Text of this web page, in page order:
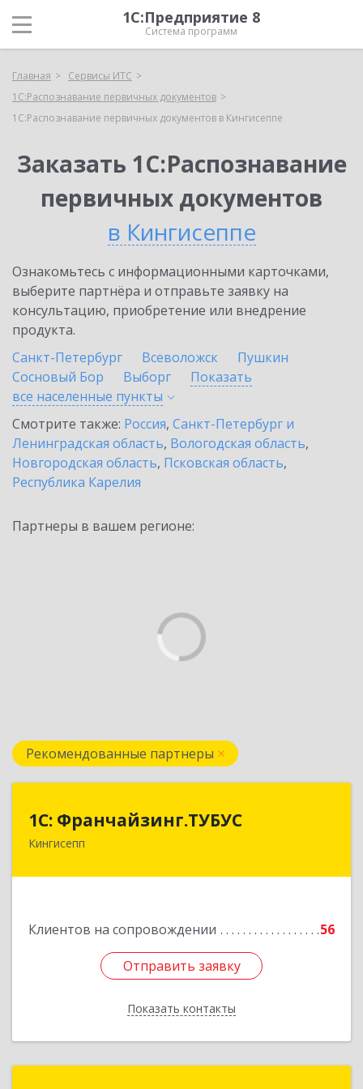
1С:Предприятие 8
Система программ
Главная
Сервисы ИТС
1С:Распознавание первичных документов
1С:Распознавание первичных документов в Кингисеппе
Заказать 1С:Распознавание
первичных документов
в Кингисеппе
Ознакомьтесь с информационными карточками,
выберите партнёра и отправьте заявку на
консультацию, приобретение или внедрение
продукта.
Санкт-Петербург
Всеволожск
Пушкин
Сосновый Бор
Выборг
Показать
все населенные пункты
Смотрите также: Россия, Санкт-Петербург и
Ленинградская область, Вологодская область,
Новгородская область, Псковская область,
Республика Карелия
Партнеры в вашем регионе:
Рекомендованные партнеры
1С: Франчайзинг.ТУБУС
Кингисепп
Клиентов на сопровождении 56
Отправить заявку
Показать контакты
1С: Франчайзинг.ТУБУС
Отправить заявку
Назад